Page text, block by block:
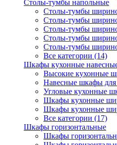
Столы-тумбы напольные
Столы-тумбы
Столы-тумбы
Столы-тумбы
Столы-тумбы
Столы-тумбы
Все категории (14)
Шкафы кухонные
Высокие кухонные
Навесные шкафы
Угловые кухонные
Шкафы кухонные
Шкафы кухонные
Все категории (17)
Шкафы горизонтальные
Шкафы